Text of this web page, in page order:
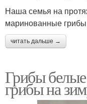
Наша семья на
маринованные грибы
читать дальше →
Грибы
грибы на